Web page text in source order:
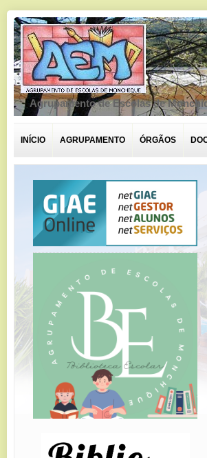
Agrupamento de Escolas de
INÍCIO AGRUPAMENTO ÓRGÃOS